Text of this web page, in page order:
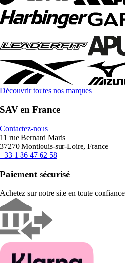
Découvrir toutes nos marques
SAV en France
Contactez-nous
11 rue Bernard Maris
37270 Montlouis-sur-Loire, France
+33 1 86 47 62 58
Paiement sécurisé
Achetez sur notre site en toute confiance